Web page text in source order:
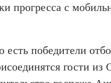
прогресса с
есть победители
гости